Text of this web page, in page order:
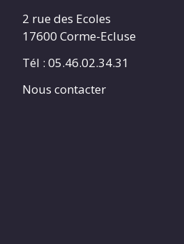
2 rue des Ecoles
17600 Corme-Ecluse
Tél : 05.46.02.34.31
Nous contacter